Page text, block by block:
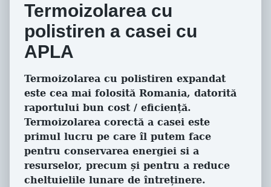
Termoizolarea cu
polistiren a casei cu
APLA
Termoizolarea cu polistiren expandat
este cea mai folosită Romania, datorită
raportului bun cost / eficiență.
Termoizolarea corectă a casei este
primul lucru pe care îl putem face
pentru conservarea energiei si a
resurselor, precum și pentru a reduce
cheltuielile lunare de întreținere.